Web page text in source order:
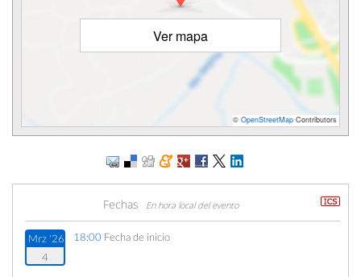
Ver mapa
© OpenStreetMap Contributors
Fechas En hora local del evento
Mrz '26
4
18:00 Fecha de inicio